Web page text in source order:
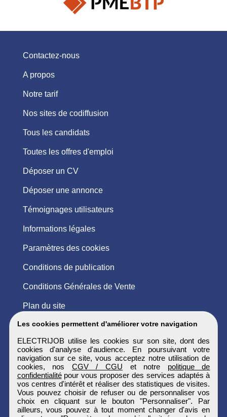
Les cookies permettent d'améliorer votre navigation
ELECTRIJOB utilise les cookies sur son site, dont des
cookies d'analyse d'audience. En poursuivant votre
navigation sur ce site, vous acceptez notre utilisation de
cookies, nos CGV / CGU et notre politique de
confidentialitépour vous proposer des services adaptés à
vos centres d'intérêt et réaliser des statistiques de visites.
Vous pouvez choisir de refuser ou de personnaliser vos
choix en cliquant sur le bouton "Personnaliser". Par
ailleurs, vous pouvez à tout moment changer d'avis en
Contactez-nous
A propos
Notre tarif
Nos sites de codiffusion
Tous les candidats
Toutes les offres d'emploi
Déposer un CV
Déposer une annonce
Témoignages utilisateurs
Informations légales
Paramètres des cookies
Conditions de publication
Conditions Générales de Vente
Plan du site